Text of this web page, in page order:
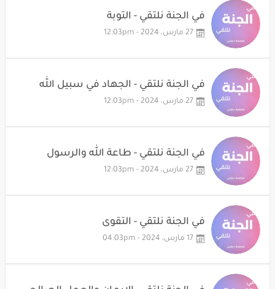
في الجنة نلتقي - التوبة
27 مارس، 2024 - 12:03pm
في الجنة نلتقي - الجهاد في سبيل الله
27 مارس، 2024 - 12:03pm
في الجنة نلتقي - طاعة الله والرسول
27 مارس، 2024 - 12:03pm
في الجنة نلتقي - التقوى
17 مارس، 2024 - 04:03pm